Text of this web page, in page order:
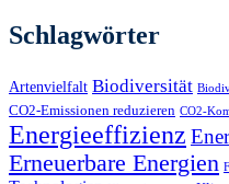
Schlagwörter
Artenvielfalt Biodiversität
CO2-Emissionen reduzieren CO2-
Energieeffizienz
Erneuerbare Energien